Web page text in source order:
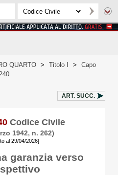
QUARTO > Titolo I >
Capo
ART. SUCC.
Codice Civile
1942, n. 262)
al 29/04/2026]
garanzia verso